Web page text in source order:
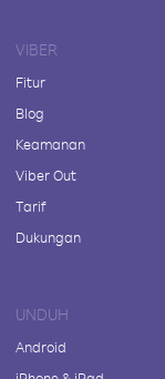
VIBER
Fitur
Blog
Keamanan
Viber Out
Tarif
Dukungan
UNDUH
Android